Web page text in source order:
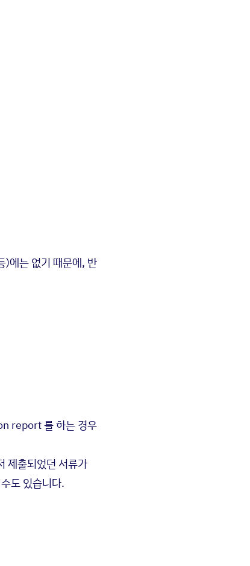
에는 없기 때문에, 반
report 를 하는 경우
제출되었던 서류가
도 있습니다.